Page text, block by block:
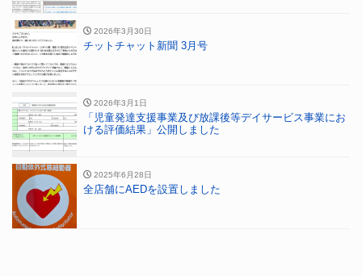
2026年3月30日
チットチャット新聞 3月号
2026年3月1日
「児童発達支援事業及び放課後等デイサービス事業にお
ける評価結果」公開しました
2025年6月28日
全店舗にAEDを設置しました